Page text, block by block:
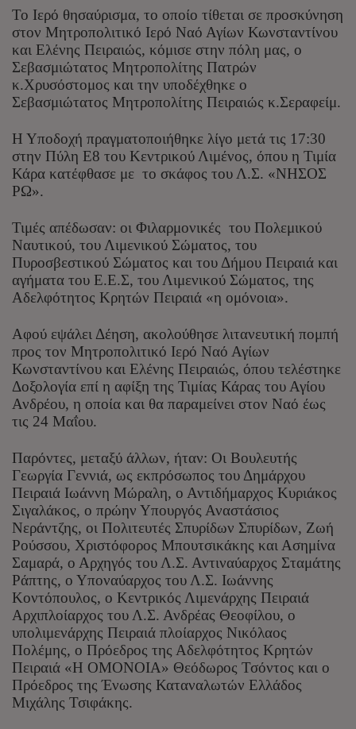
Το Ιερό θησαύρισμα, το οποίο τίθεται σε προσκύνηση
στον Μητροπολιτικό Ιερό Ναό Αγίων Κωνσταντίνου
και Ελένης Πειραιώς, κόμισε στην πόλη μας, ο
Σεβασμιώτατος Μητροπολίτης Πατρών
κ.Χρυσόστομος και την υποδέχθηκε ο
Σεβασμιώτατος Μητροπολίτης Πειραιώς κ.Σεραφείμ.
Η Υποδοχή πραγματοποιήθηκε λίγο μετά τις 17:30
στην Πύλη Ε8 του Κεντρικού Λιμένος, όπου η Τιμία
Κάρα κατέφθασε με το σκάφος του Λ.Σ. «ΝΗΣΟΣ
ΡΩ».
Τιμές απέδωσαν: οι Φιλαρμονικές του Πολεμικού
Ναυτικού, του Λιμενικού Σώματος, του
Πυροσβεστικού Σώματος και του Δήμου Πειραιά και
αγήματα του Ε.Ε.Σ, του Λιμενικού Σώματος, της
Αδελφότητος Κρητών Πειραιά «η ομόνοια».
Αφού εψάλει Δέηση, ακολούθησε λιτανευτική πομπή
προς τον Μητροπολιτικό Ιερό Ναό Αγίων
Κωνσταντίνου και Ελένης Πειραιώς, όπου τελέστηκε
Δοξολογία επί η αφίξη της Τιμίας Κάρας του Αγίου
Ανδρέου, η οποία και θα παραμείνει στον Ναό έως
τις 24 Μαΐου.
Παρόντες, μεταξύ άλλων, ήταν: Οι Βουλευτής
Γεωργία Γεννιά, ως εκπρόσωπος του Δημάρχου
Πειραιά Ιωάννη Μώραλη, ο Αντιδήμαρχος Κυριάκος
Σιγαλάκος, ο πρώην Υπουργός Αναστάσιος
Νεράντζης, οι Πολιτευτές Σπυρίδων Σπυρίδων, Ζωή
Ρούσσου, Χριστόφορος Μπουτσικάκης και Ασημίνα
Σαμαρά, ο Αρχηγός του Λ.Σ. Αντιναύαρχος Σταμάτης
Ράπτης, ο Υποναύαρχος του Λ.Σ. Ιωάννης
Κοντόπουλος, ο Κεντρικός Λιμενάρχης Πειραιά
Αρχιπλοίαρχος του Λ.Σ. Ανδρέας Θεοφίλου, ο
υπολιμενάρχης Πειραιά πλοίαρχος Νικόλαος
Πολέμης, ο Πρόεδρος της Αδελφότητος Κρητών
Πειραιά «Η ΟΜΟΝΟΙΑ» Θεόδωρος Τσόντος και ο
Πρόεδρος της Ένωσης Καταναλωτών Ελλάδος
Μιχάλης Τσιφάκης.